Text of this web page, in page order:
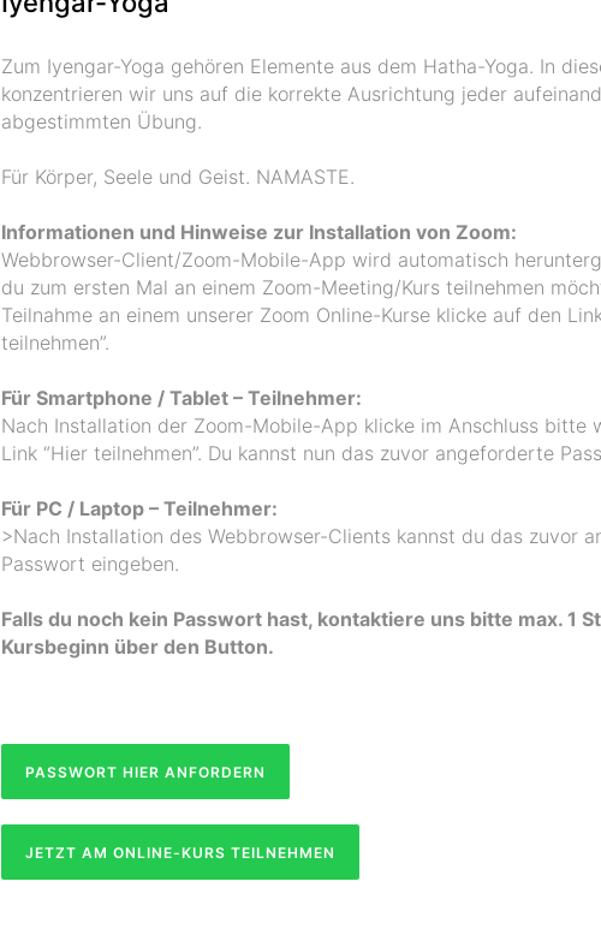
Zum Iyengar-Yoga gehören Elemente aus dem Hatha-Yoga. In
konzentrieren wir uns auf die korrekte Ausrichtung jeder
abgestimmten Übung.
Für Körper, Seele und Geist. NAMASTE.
Informationen und Hinweise zur Installation von Zoom:
Webbrowser-Client/Zoom-Mobile-App wird automatisch
du zum ersten Mal an einem Zoom-Meeting/Kurs teilnehmen
Teilnahme an einem unserer Zoom Online-Kurse klicke auf den
teilnehmen”.
Für Smartphone / Tablet – Teilnehmer:
Nach Installation der Zoom-Mobile-App klicke im Anschluss bitte
Link “Hier teilnehmen”. Du kannst nun das zuvor angeforderte
Für PC / Laptop – Teilnehmer:
>Nach Installation des Webbrowser-Clients kannst du das zuvor
Passwort eingeben.
Falls du noch kein Passwort hast, kontaktiere uns bitte max. 1
Kursbeginn über den Button.
PASSWORT HIER ANFORDERN
JETZT AM ONLINE-KURS TEILNEHMEN